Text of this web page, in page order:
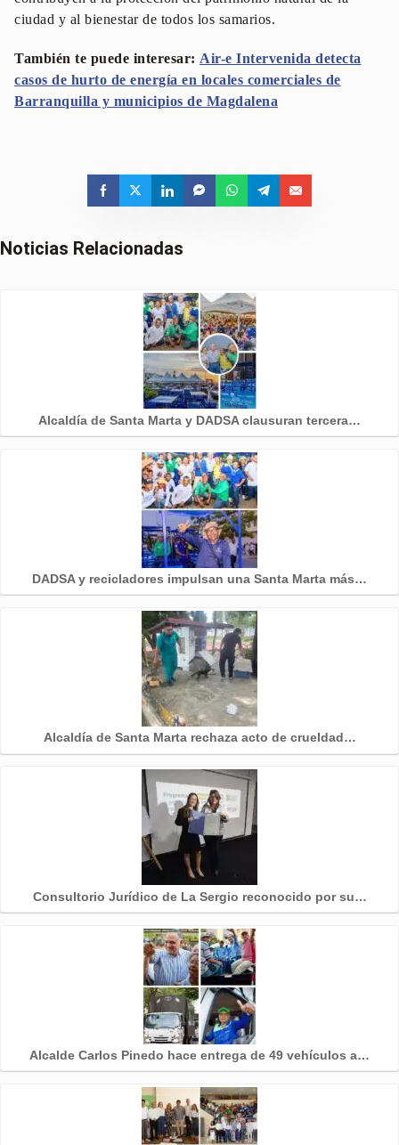
ciudad y al bienestar de todos los samarios.
También te puede interesar: Air-e Intervenida detecta
casos de hurto de energía en locales comerciales de
Barranquilla y municipios de Magdalena
Noticias Relacionadas
Alcaldía de Santa Marta y DADSA clausuran tercera…
DADSA y recicladores impulsan una Santa Marta más…
Alcaldía de Santa Marta rechaza acto de crueldad…
Consultorio Jurídico de La Sergio reconocido por su…
Alcalde Carlos Pinedo hace entrega de 49 vehículos a…